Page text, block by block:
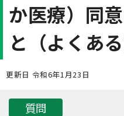
か医療）同
と（よくある
更新日 令和6年1月23日
質問